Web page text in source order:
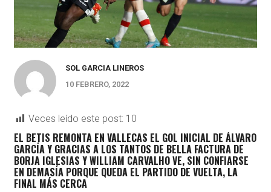
SOL GARCIA LINEROS
10 FEBRERO, 2022
Veces leído este post: 10
EL BETIS REMONTA EN VALLECAS EL GOL INICIAL DE ÁLVARO
GARCÍA Y GRACIAS A LOS TANTOS DE BELLA FACTURA DE
BORJA IGLESIAS Y WILLIAM CARVALHO VE, SIN CONFIARSE
EN DEMASÍA PORQUE QUEDA EL PARTIDO DE VUELTA, LA
FINAL MÁS CERCA